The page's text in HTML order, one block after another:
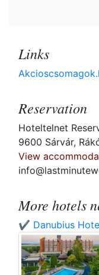
Links
Reservation
Hoteltelnet
9600 Sárvár,
View
More hotels
✔️ Danubius